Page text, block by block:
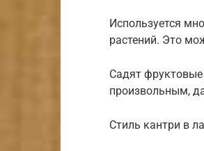
Используется
растений. Это
Садят
произвольным,
Стиль кантри в